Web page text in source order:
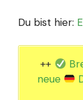
Du bist hier:
++
neue